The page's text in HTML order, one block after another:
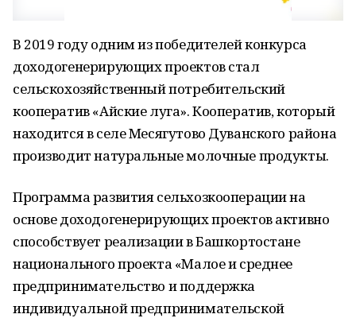
В 2019 году одним из победителей конкурса
доходогенерирующих проектов стал
сельскохозяйственный потребительский
кооператив «Айские луга». Кооператив, который
находится в селе Месягутово Дуванского района
производит натуральные молочные продукты.
Программа развития сельхозкооперации на
основе доходогенерирующих проектов активно
способствует реализации в Башкортостане
национального проекта «Малое и среднее
предпринимательство и поддержка
индивидуальной предпринимательской